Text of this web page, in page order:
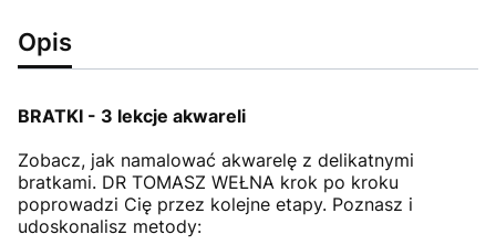
Opis
BRATKI - 3 lekcje akwareli
Zobacz, jak namalować akwarelę z delikatnymi
bratkami. DR TOMASZ WEŁNA krok po kroku
poprowadzi Cię przez kolejne etapy. Poznasz i
udoskonalisz metody: